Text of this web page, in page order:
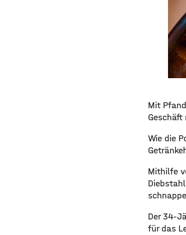
Mit
Wie die
Mithilfe
Der 34-
für das